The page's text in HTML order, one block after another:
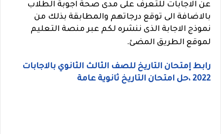
عن الاجابات للتعرف على مدى صحة اجوبة الطلاب
بالاضافة الى توقع درجاتهم والمطابقة بذلك من
نموذج الاجابة الذى ننشره لكم عبر منصة التعليم
لموقع الطريق المضئ.
رابط إمتحان التاريخ للصف الثالث الثانوي بالاجابات
2022 ،حل امتحان التاريخ ثانوية عامة